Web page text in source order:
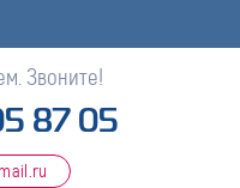
Звоните!
87 05